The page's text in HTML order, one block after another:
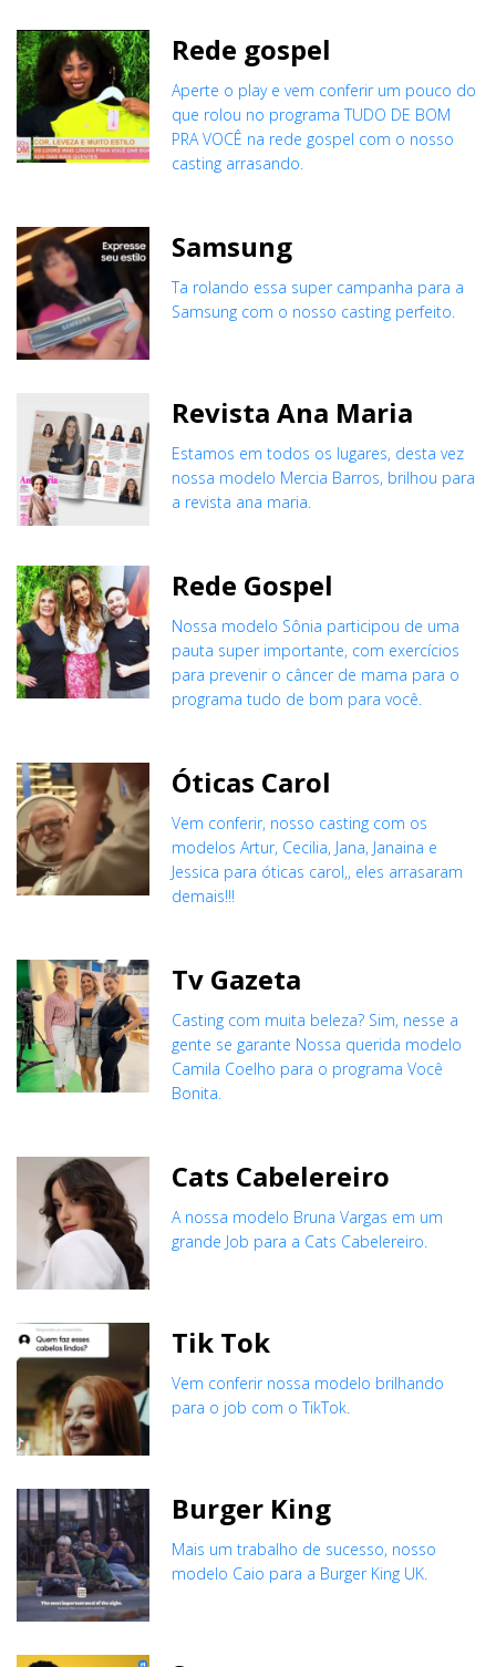
Rede gospel
Aperte o play e vem conferir um pouco do
que rolou no programa TUDO DE BOM
PRA VOCÊ na rede gospel com o nosso
casting arrasando.
Samsung
Ta rolando essa super campanha para a
Samsung com o nosso casting perfeito.
Revista Ana Maria
Estamos em todos os lugares, desta vez
nossa modelo Mercia Barros, brilhou para
a revista ana maria.
Rede Gospel
Nossa modelo Sônia participou de uma
pauta super importante, com exercícios
para prevenir o câncer de mama para o
programa tudo de bom para você.
Óticas Carol
Vem conferir, nosso casting com os
modelos Artur, Cecilia, Jana, Janaina e
Jessica para óticas carol,, eles arrasaram
demais!!!
Tv Gazeta
Casting com muita beleza? Sim, nesse a
gente se garante Nossa querida modelo
Camila Coelho para o programa Você
Bonita.
Cats Cabelereiro
A nossa modelo Bruna Vargas em um
grande Job para a Cats Cabelereiro.
Tik Tok
Vem conferir nossa modelo brilhando
para o job com o TikTok.
Burger King
Mais um trabalho de sucesso, nosso
modelo Caio para a Burger King UK.